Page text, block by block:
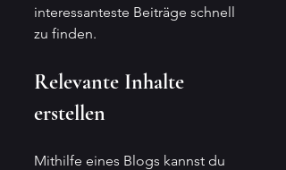
interessanteste Beiträge schnell
zu finden.
Relevante Inhalte
erstellen
Mithilfe eines Blogs kannst du